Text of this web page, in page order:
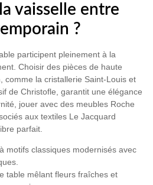
vaisselle entre
?
participent pleinement à la
Choisir des pièces de haute
comme la cristallerie Saint-Louis et
de Christofle, garantit une élégance
jouer avec des meubles Roche
aux textiles Le Jacquard
parfait.
motifs classiques modernisés avec
table mêlant fleurs fraîches et